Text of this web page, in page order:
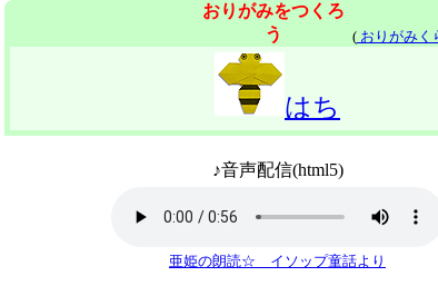
おりがみをつくろ
う
(おりがみく
はち
♪音声配信(html5)
亜姫の朗読☆ イソップ童話より